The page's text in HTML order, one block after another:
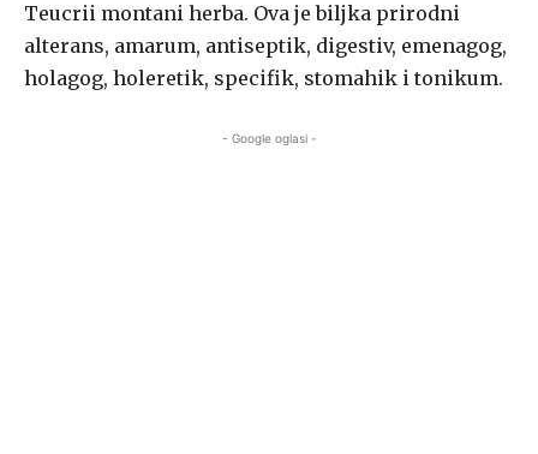
Teucrii montani herba. Ova je biljka prirodni
alterans, amarum, antiseptik, digestiv, emenagog,
holagog, holeretik, specifik, stomahik i tonikum.
- Google oglasi -